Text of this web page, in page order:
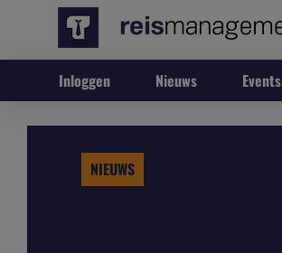
Inloggen Nieuws Events
NIEUWS